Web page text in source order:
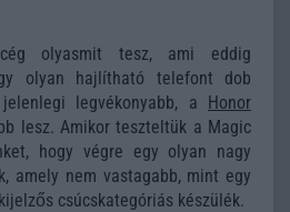
olyasmit tesz, ami eddig
olyan hajlítható telefont dob
legvékonyabb, a Honor
lesz. Amikor teszteltük a Magic
hogy végre egy olyan nagy
amely nem vastagabb, mint egy
csúcskategóriás készülék.